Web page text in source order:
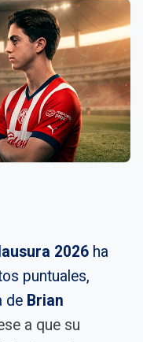
2026 ha
puntuales,
de Brian
a que su